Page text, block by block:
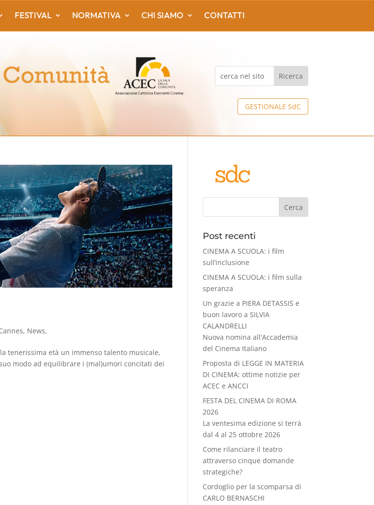
GESTIONALE SdC
FESTIVAL NORMATIVA CHI SIAMO CONTATTI
, News,
tenerissima età un immenso talento musicale,
modo ad equilibrare i (mal)umori concitati dei
Cerca
Post recenti
CINEMA A SCUOLA: i film
sull’inclusione
CINEMA A SCUOLA: i film sulla
speranza
Un grazie a PIERA DETASSIS e
buon lavoro a SILVIA
CALANDRELLI
Nuova nomina all'Accademia
del Cinema Italiano
Proposta di LEGGE IN MATERIA
DI CINEMA: ottime notizie per
ACEC e ANCCI
FESTA DEL CINEMA DI ROMA
2026
La ventesima edizione si terrà
dal 4 al 25 ottobre 2026
Come rilanciare il teatro
attraverso cinque domande
strategiche?
Cordoglio per la scomparsa di
CARLO BERNASCHI